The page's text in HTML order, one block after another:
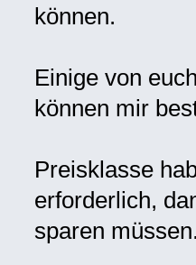
können.
Einige von
können mir
Preisklasse
erforderlich,
sparen